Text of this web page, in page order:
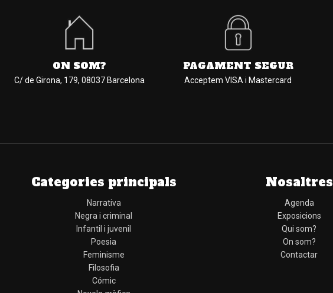
ON SOM?
C/ de Girona, 179, 08037 Barcelona
PAGAMENT SEGUR
Acceptem VISA i Mastercard
Categories principals
Narrativa
Negra i criminal
Infantil i juvenil
Poesia
Feminisme
Filosofia
Cómic
Nosaltres
Agenda
Exposicions
Qui som?
On som?
Contactar